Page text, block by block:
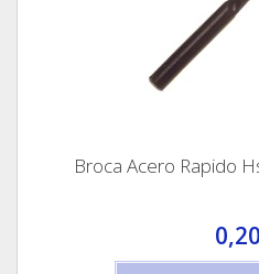
Broca Acero Rapido